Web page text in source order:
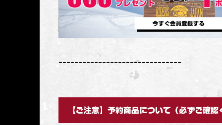
-------------------------------